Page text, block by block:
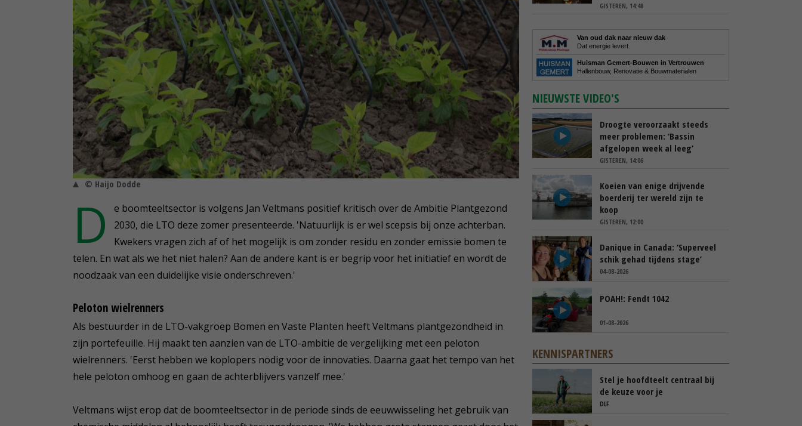
© Haijo Dodde
D
e boomteeltsector is volgens Jan Veltmans positief kritisch over de Ambitie Plantgezond
2030, die LTO deze zomer presenteerde. 'Natuurlijk is er wel scepsis bij onze achterban.
Kwekers vragen zich af of het mogelijk is om zonder residu en zonder emissie bomen te
telen. En wat als we het niet halen? Aan de andere kant is er begrip voor het initiatief en wordt de
noodzaak van een duidelijke visie onderschreven.'
Peloton wielrenners
Als bestuurder in de LTO-vakgroep Bomen en Vaste Planten heeft Veltmans plantgezondheid in
zijn portefeuille. Hij maakt ten aanzien van de LTO-ambitie de vergelijking met een peloton
wielrenners. 'Eerst hebben we koplopers nodig voor de innovaties. Daarna gaat het tempo van het
hele peloton omhoog en gaan de achterblijvers vanzelf mee.'
Veltmans wijst erop dat de boomteeltsector in de periode sinds de eeuwwisseling het gebruik van
GISTEREN, 14:48
Van oud dak naar nieuw dak
Dat energie levert.
Huisman Gemert-Bouwen in Vertrouwen
Hallenbouw, Renovatie & Bouwmaterialen
NIEUWSTE VIDEO'S
Droogte veroorzaakt steeds
meer problemen: ‘Bassin
afgelopen week al leeg’
GISTEREN, 14:06
Koeien van enige drijvende
boerderij ter wereld zijn te
koop
GISTEREN, 12:00
Danique in Canada: ‘Superveel
schik gehad tijdens stage’
04-08-2026
POAH!: Fendt 1042
01-08-2026
KENNISPARTNERS
Stel je hoofdteelt centraal bij
de keuze voor je
groenbemester
DLF